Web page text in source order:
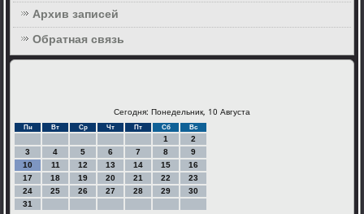
Архив записей
Обратная связь
Сегодня: Понедельник, 10 Августа
Пн Вт Ср Чт Пт Сб Вс
1
2
3
4 5 6 7 8
9
10
11 12 13 14 15
16
17
18 19 20 21 22
23
24
25 26 27 28 29
30
31